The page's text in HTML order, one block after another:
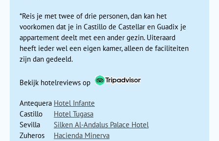
en steile straatjes kun je ervoor kiezen om te gaan lunchen
op het Plaza del Socorro, een gezellig plein in het hart van
de stad. Het boomrijke park Alameda del Tajo is daarbij bij
uitstek geschikt voor een heerlijke Spaansebocadillo. De
brede promenade brengt je naar een van de spectaculairste
hebt.
*Reis je met twee of drie personen, dan kan het
voorkomen dat je in Castillo de Castellar en Guadix je
appartement deelt met een ander gezin. Uiteraard
heeft ieder wel een eigen kamer, alleen de faciliteiten
zijn dan gedeeld.
Bekijk hotelreviews op
Antequera Hotel Infante
Castillo
Hotel Tugasa
Sevilla
Silken Al-Andalus Palace Hotel
Zuheros
Hacienda Minerva